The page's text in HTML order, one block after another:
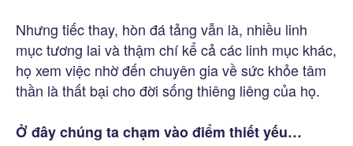
Nhưng tiếc thay, hòn đá tảng vẫn là, nhiều linh
mục tương lai và thậm chí kể cả các linh mục khác,
họ xem việc nhờ đến chuyên gia về sức khỏe tâm
thần là thất bại cho đời sống thiêng liêng của họ.
Ở đây chúng ta chạm vào điểm thiết yếu…